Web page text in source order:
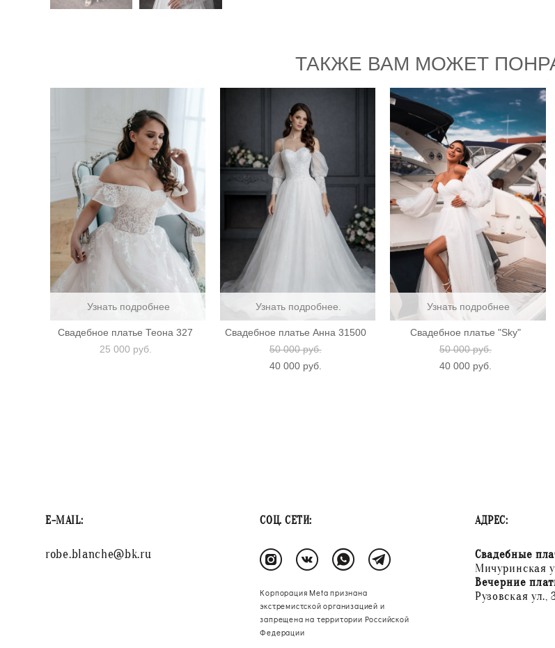
ТАКЖЕ ВАМ МОЖЕТ
Узнать подробнее
Свадебное платье Теона 327
25 000 pуб.
Узнать подробнее.
Свадебное платье Анна 31500
50 000 pуб.
40 000 pуб.
Узнать подробнее
Свадебное платье "Sky"
50 000 pуб.
40 000 pуб.
E-MAIL:
robe.blanche@bk.ru
СОЦ. СЕТИ:
Корпорация Meta признана
экстремистской организацией и
запрещена на территории Российской
Федерации
АДРЕС:
Свадебные
Мичуринская
Вечерние
Рузовская ул.,